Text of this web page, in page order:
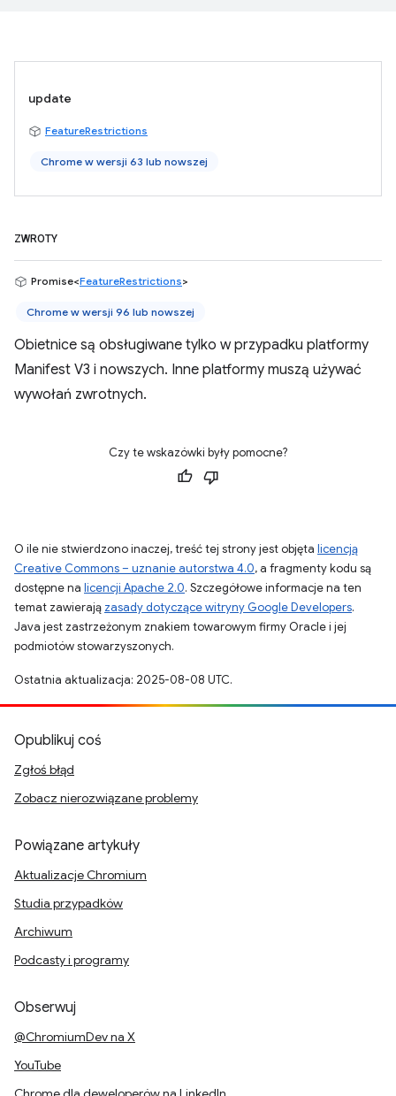
update
FeatureRestrictions
Chrome w wersji 63 lub nowszej
ZWROTY
Promise<FeatureRestrictions>
Chrome w wersji 96 lub nowszej
Obietnice są obsługiwane tylko w przypadku platformy
Manifest V3 i nowszych. Inne platformy muszą używać
wywołań zwrotnych.
Czy te wskazówki były pomocne?
O ile nie stwierdzono inaczej, treść tej strony jest objęta licencją
Creative Commons – uznanie autorstwa 4.0, a fragmenty kodu są
dostępne na licencji Apache 2.0. Szczegółowe informacje na ten
temat zawierają zasady dotyczące witryny Google Developers.
Java jest zastrzeżonym znakiem towarowym firmy Oracle i jej
podmiotów stowarzyszonych.
Ostatnia aktualizacja: 2025-08-08 UTC.
Opublikuj coś
Zgłoś błąd
Zobacz nierozwiązane problemy
Powiązane artykuły
Aktualizacje Chromium
Studia przypadków
Archiwum
Podcasty i programy
Obserwuj
@ChromiumDev na X
YouTube